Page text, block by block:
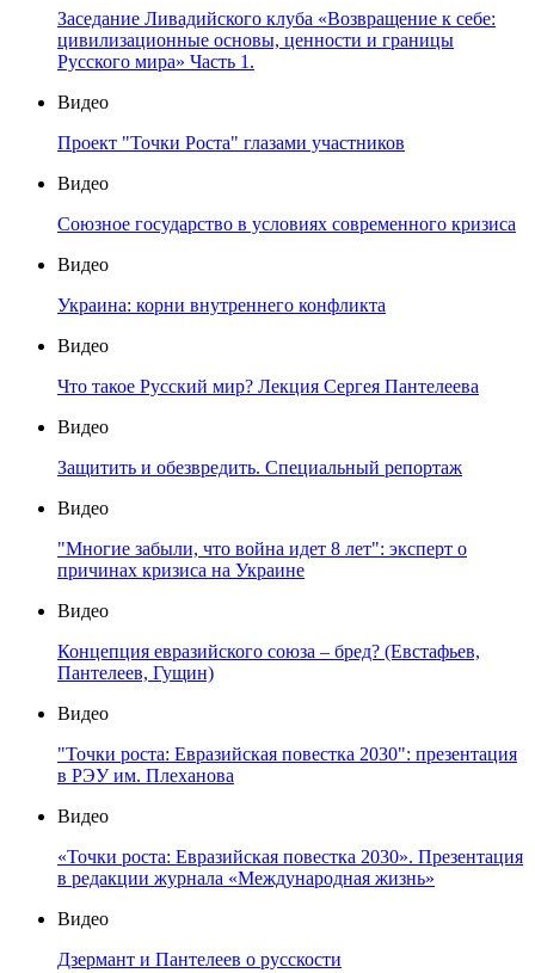
Заседание Ливадийского клуба «Возвращение к себе:
цивилизационные основы, ценности и границы
Русского мира» Часть 1.
Видео
Проект "Точки Роста" глазами участников
Видео
Союзное государство в условиях современного кризиса
Видео
Украина: корни внутреннего конфликта
Видео
Что такое Русский мир? Лекция Сергея Пантелеева
Видео
Защитить и обезвредить. Специальный репортаж
Видео
"Многие забыли, что война идет 8 лет": эксперт о
причинах кризиса на Украине
Видео
Концепция евразийского союза – бред? (Евстафьев,
Пантелеев, Гущин)
Видео
"Точки роста: Евразийская повестка 2030": презентация
в РЭУ им. Плеханова
Видео
«Точки роста: Евразийская повестка 2030». Презентация
в редакции журнала «Международная жизнь»
Видео
Дзермант и Пантелеев о русскости